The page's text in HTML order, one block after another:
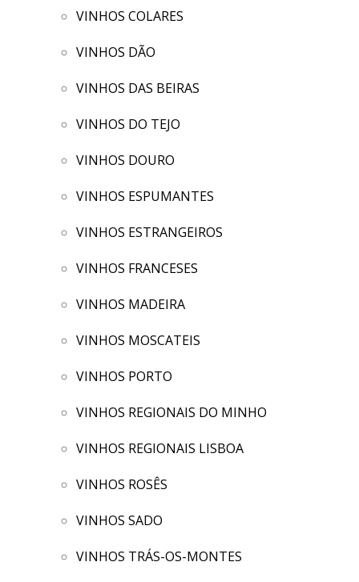
VINHOS COLARES
VINHOS DÃO
VINHOS DAS BEIRAS
VINHOS DO TEJO
VINHOS DOURO
VINHOS ESPUMANTES
VINHOS ESTRANGEIROS
VINHOS FRANCESES
VINHOS MADEIRA
VINHOS MOSCATEIS
VINHOS PORTO
VINHOS REGIONAIS DO MINHO
VINHOS REGIONAIS LISBOA
VINHOS ROSÊS
VINHOS SADO
VINHOS TRÁS-OS-MONTES